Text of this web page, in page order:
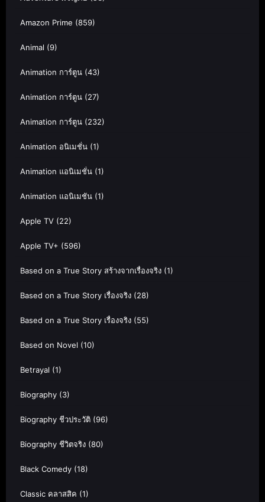
Amazon Prime (859)
Animal (9)
Animation การ์ตูน (43)
Animation การ์ตูน (27)
Animation การ์ตูน (232)
Animation อนิเมชั่น (1)
Animation แอนิเมชั่น (1)
Animation แอนิเมชัน (1)
Apple TV (22)
Apple TV+ (596)
Based on a True Story สร้างจากเรื่องจริง (1)
Based on a True Story เรื่องจริง (28)
Based on a True Story เรื่องจริง (55)
Based on Novel (10)
Betrayal (1)
Biography (3)
Biography ชีวประวัติ (96)
Biography ชีวิตจริง (80)
Black Comedy (18)
Classic คลาสสิค (1)